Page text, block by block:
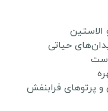
الاستین
پرتوهای فرابنفش